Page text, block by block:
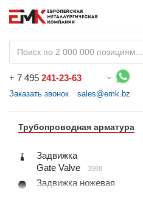
+ 7 495 241-23-63
Заказать звонок sales@emk.bz
Трубопроводная арматура
Задвижка
Gate Valve
3988
Задвижка ножевая